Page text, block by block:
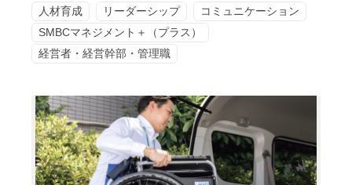
人材育成 リーダーシップ
コミュニケーション
SMBCマネジメント＋（プラス）
経営者・経営幹部・管理職